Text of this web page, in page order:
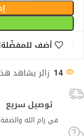
أضف للمفضّلة
14 زائر يشاهد
توصيل سريع
في رام الله والضفة